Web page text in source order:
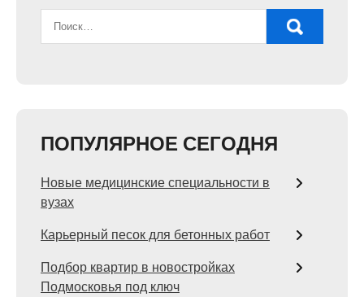
ПОПУЛЯРНОЕ СЕГОДНЯ
Новые медицинские специальности в
вузах
Карьерный песок для бетонных работ
Подбор квартир в новостройках
Подмосковья под ключ